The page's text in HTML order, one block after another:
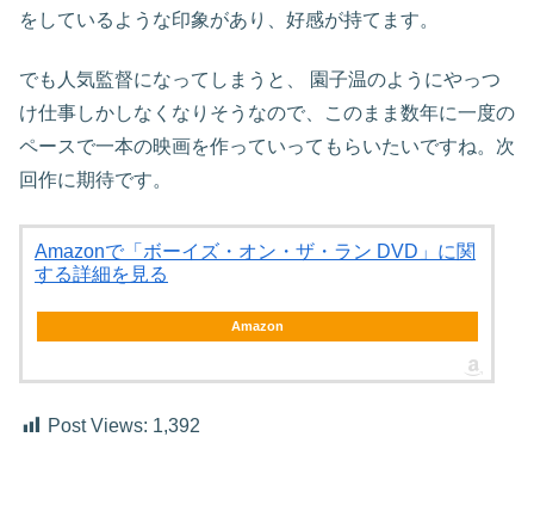
をしているような印象があり、好感が持てます。
でも人気監督になってしまうと、 園子温のようにやっつ
け仕事しかしなくなりそうなので、このまま数年に一度の
ペースで一本の映画を作っていってもらいたいですね。次
回作に期待です。
Amazonで「ボーイズ・オン・ザ・ラン DVD」に関
する詳細を見る
Amazon
Post Views: 1,392